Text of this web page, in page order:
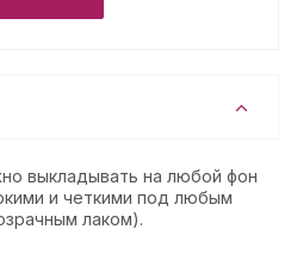
выкладывать на любой фон
и четкими под любым
лаком).